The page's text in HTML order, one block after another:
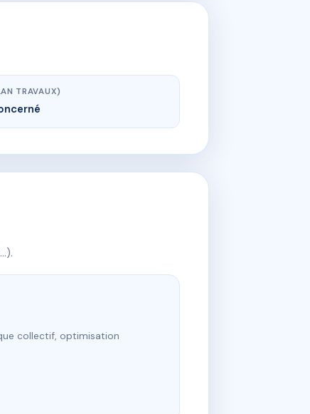
TRAVAUX)
collectif, optimisation